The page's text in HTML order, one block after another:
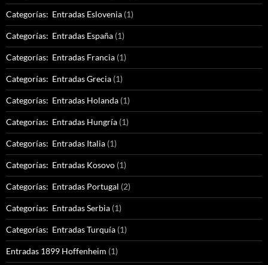
Categorías: Entradas Eslovenia (1)
Categorías: Entradas España (1)
Categorías: Entradas Francia (1)
Categorías: Entradas Grecia (1)
Categorías: Entradas Holanda (1)
Categorías: Entradas Hungría (1)
Categorías: Entradas Italia (1)
Categorías: Entradas Kosovo (1)
Categorías: Entradas Portugal (2)
Categorías: Entradas Serbia (1)
Categorías: Entradas Turquía (1)
Entradas 1899 Hoffenheim (1)